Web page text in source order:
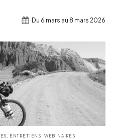
Du 6 mars au 8 mars 2026
ENTRETIENS, WEBINAIRES